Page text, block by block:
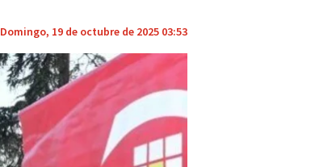
Domingo, 19 de octubre de 2025 03:53